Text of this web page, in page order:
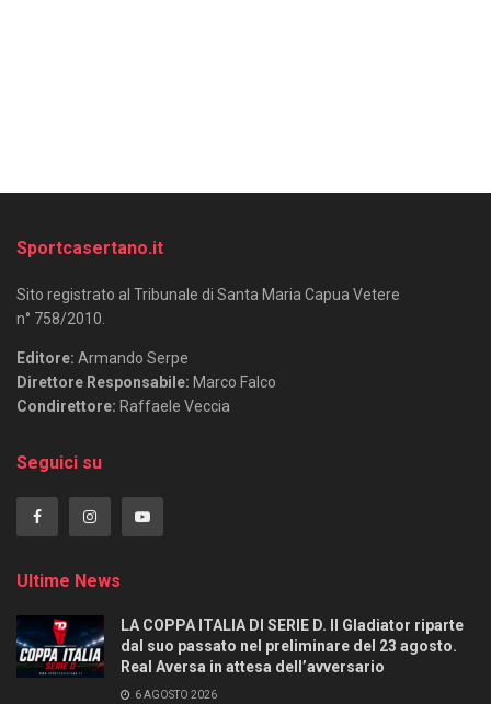
Sportcasertano.it
Sito registrato al Tribunale di Santa Maria Capua Vetere
n° 758/2010.
Editore: Armando Serpe
Direttore Responsabile: Marco Falco
Condirettore: Raffaele Veccia
Seguici su
Ultime News
LA COPPA ITALIA DI SERIE D. Il Gladiator riparte
dal suo passato nel preliminare del 23 agosto.
Real Aversa in attesa dell’avversario
6 AGOSTO 2026